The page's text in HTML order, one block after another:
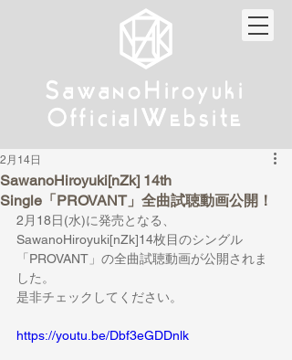
Sa wanoHiroyuki
Official W ebsite
Sa wanoHiroyuki
Official W ebsite
SawanoHiroyuki[nZk] 14th
Single「PROVANT」全曲試聴動画公開！
2月14日
2月18日(水)に発売となる、
SawanoHiroyuki[nZk]14枚目のシングル
「PROVANT」の全曲試聴動画が公開されま
した。
是非チェックしてください。
https://youtu.be/Dbf3eGDDnlk